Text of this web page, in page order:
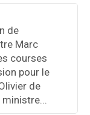
de
Marc
courses
pour le
de
ministre...